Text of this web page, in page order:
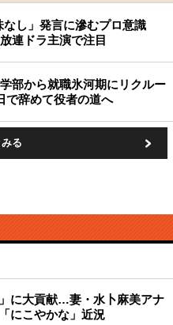
し」発言に滲むプロ意識
連ドラ主演で注目
部から就職氷河期にリクルー
で辞めて役者の道へ
る
に大貢献…妻・水卜麻美アナ
にこやかな」近況